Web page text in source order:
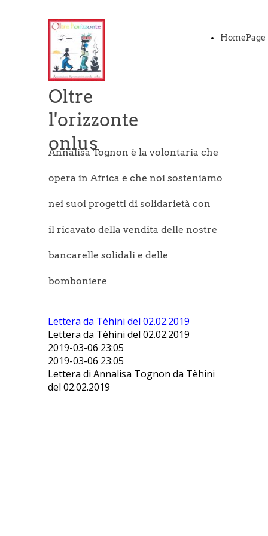
Oltre
l'orizzonte
onlus
HomePage
Annalisa Tognon è la volontaria che
opera in Africa e che noi sosteniamo
nei suoi progetti di solidarietà con
il ricavato della vendita delle nostre
bancarelle solidali e delle
bomboniere
Lettera da Téhini del 02.02.2019
Lettera da Téhini del 02.02.2019
2019-03-06 23:05
2019-03-06 23:05
Lettera di Annalisa Tognon da Tèhini
del 02.02.2019